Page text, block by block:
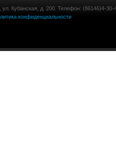
ул. Кубанская, д. 200. Телефон: (86146)4-30-
конфиденциальности